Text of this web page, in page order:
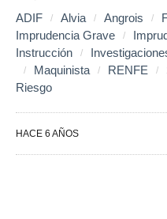
ADIF Alvia Angrois
Imprudencia Grave
Instrucción
Maquinista
RENFE
Riesgo
HACE 6 AÑOS